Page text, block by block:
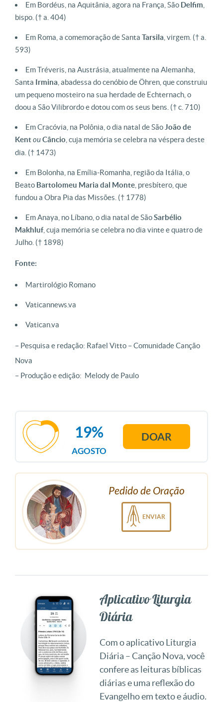
Em Bordéus, na Aquitânia, agora na França, São Delfim
bispo. († a. 404)
Em Roma, a comemoração de Santa Tarsila , virgem. († a.
593)
Em Tréveris, na Austrásia, atualmente na Alemanha,
Santa Irmina , abadessa do cenóbio de Öhren, que construiu
um pequeno mosteiro na sua herdade de Echternach, o
doou a São Vilibrordo e dotou com os seus bens. († c. 710)
Em Cracóvia, na Polônia, o dia natal de São João de
KentouCâncio , cuja memória se celebra na véspera deste
dia. († 1473)
Em Bolonha, na Emília-Romanha, região da Itália, o
Beato Bartolomeu Maria dal Monte , presbítero, que
fundou a Obra Pia das Missões. († 1778)
Em Anaya, no Líbano, o dia natal de SãoSarbélio
Makhluf, cuja memória se celebra no dia vinte e quatro de
Julho. († 1898)
Fonte:
Martirológio Romano
Vaticannews.va
Vatican.va
– Pesquisa e redação: Rafael Vitto – Comunidade Canção
Nova
– Produção e edição: Melody de Paulo
AGOSTO
19% DOAR
Pedido de Oração
ENVIAR
Aplicativo Liturgia
Diária
Com o aplicativo Liturgia
Diária – Canção Nova, você
confere as leituras bíblicas
diárias e uma reflexão do
Evangelho em texto e áudio.